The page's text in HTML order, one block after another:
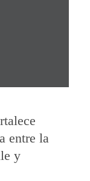
entre la
y